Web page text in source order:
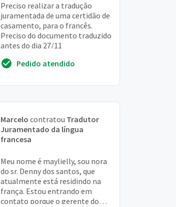
Preciso realizar a tradução
juramentada de uma certidão de
casamento, para o francês.
Preciso do documento traduzido
antes do dia 27/11
Pedido atendido
Marcelo contratou Tradutor
Juramentado da língua
francesa
Meu nome é maylielly, sou nora
do sr. Denny dos santos, que
atualmente está residindo na
frança. Estou entrando em
contato porque o gerente do